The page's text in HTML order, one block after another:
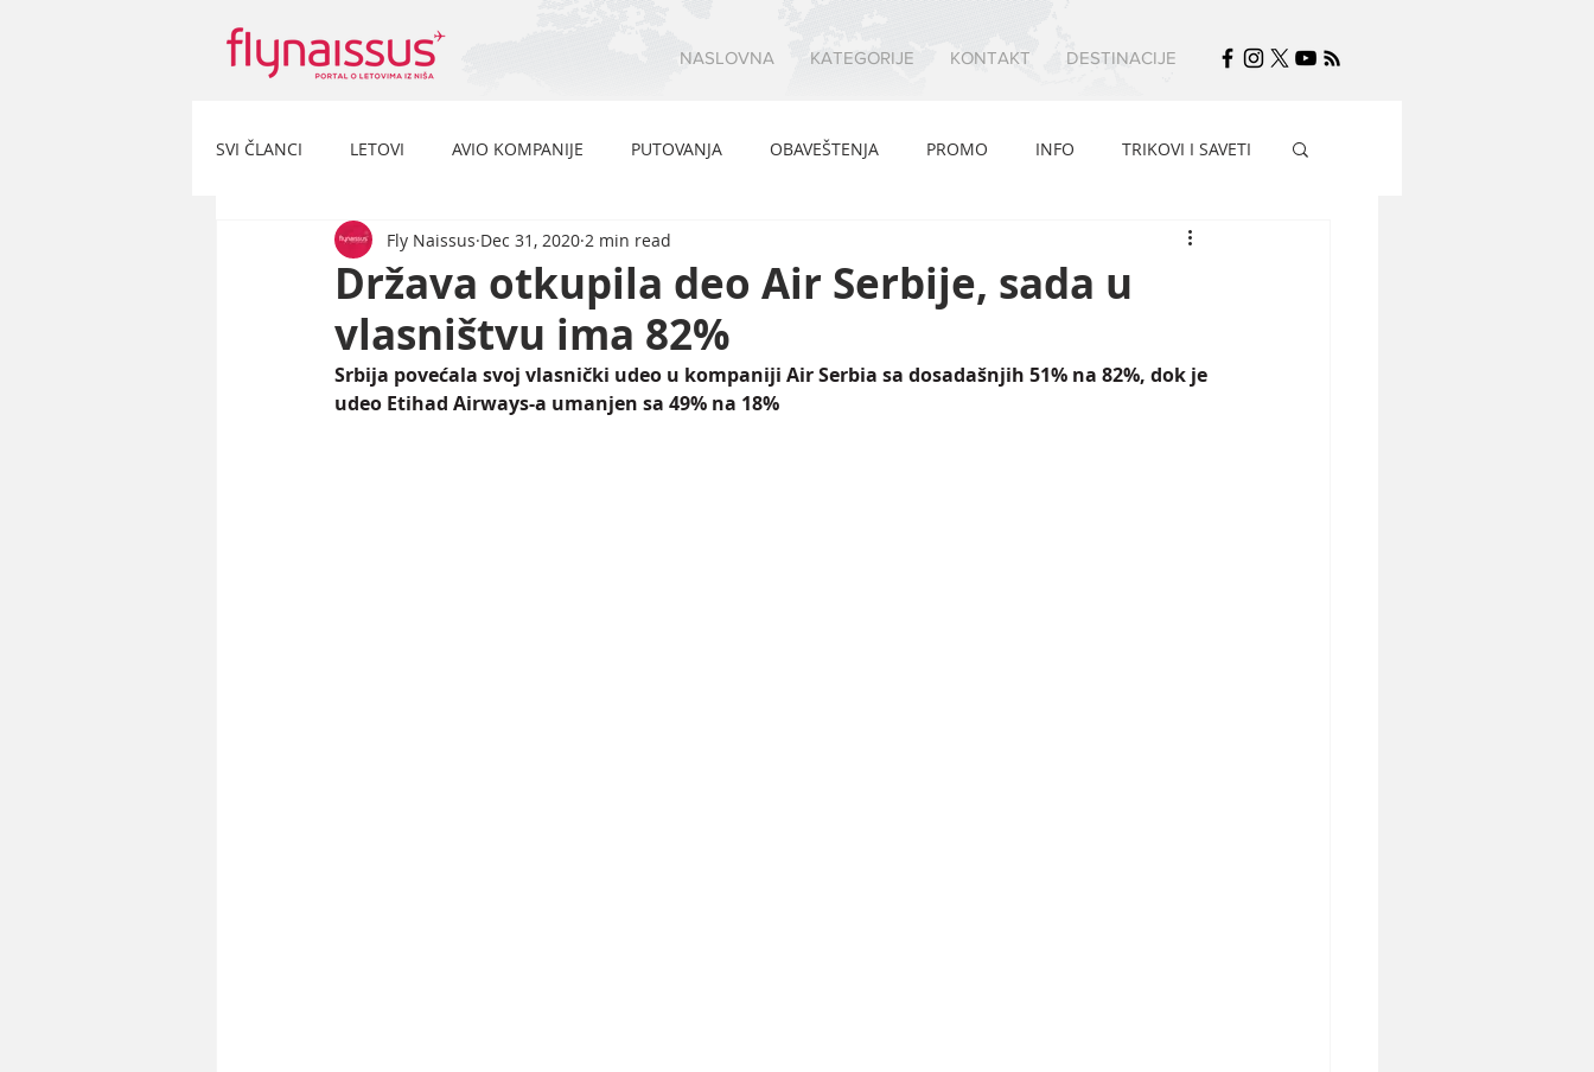
NASLOVNA KATEGORIJE KONTAKT DESTINACIJE
SVI ČLANCI LETOVI AVIO KOMPANIJE PUTOVANJA OBAVEŠTENJA PROMO INFO TRIKOVI I SAVETI
Država otkupila deo Air Serbije, sada u
vlasništvu ima 82%
Fly Naissus Dec 31, 2020 2 min read
Srbija povećala svoj vlasnički udeo u kompaniji Air Serbia sa dosadašnjih 51% na 82%, dok je
udeo Etihad Airways-a umanjen sa 49% na 18%